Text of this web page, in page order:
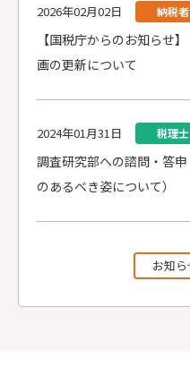
2026年02月02日 納税
【国税庁からのお知らせ
画の更新について
2024年01月31日 税理
調査研究部への諮問・答
のあるべき姿について）
納税
【日税連】学生向け特設
レット「税理士になろう
お知